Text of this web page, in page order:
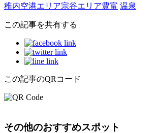
稚内空港エリア宗谷エリア豊富 温泉
この記事を共有する
この記事のQRコード
その他のおすすめスポット